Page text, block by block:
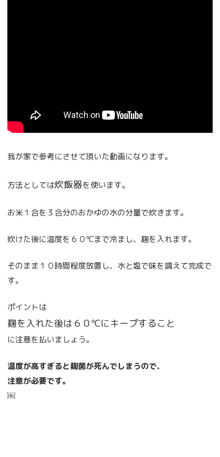
我が家で参考にさせて頂いた動画になります。
方法としては炊飯器を使います。
お米１合を３合分のおかゆの水の分量で炊きます。
炊けた後に温度を６０℃まで冷まし、麹を入れます。
そのまま１０時間程度放置し、水と塩で味を調えて完成で
す。
ポイントは
麹を入れた後は６０℃にキープすること
に注意を払いましょう。
温度が高すぎると麹菌が死んでしまうので、
注意が必要です。
￼